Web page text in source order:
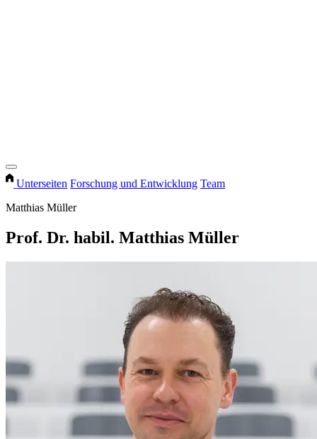
Unterseiten Forschung und Entwicklung Team
Matthias Müller
Prof. Dr. habil. Matthias Müller